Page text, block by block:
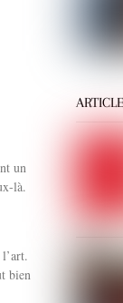
un
là.
bien